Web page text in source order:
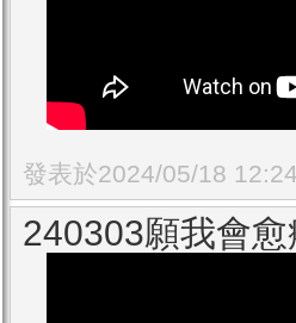
發表於2024/05/18
240303願我會愈